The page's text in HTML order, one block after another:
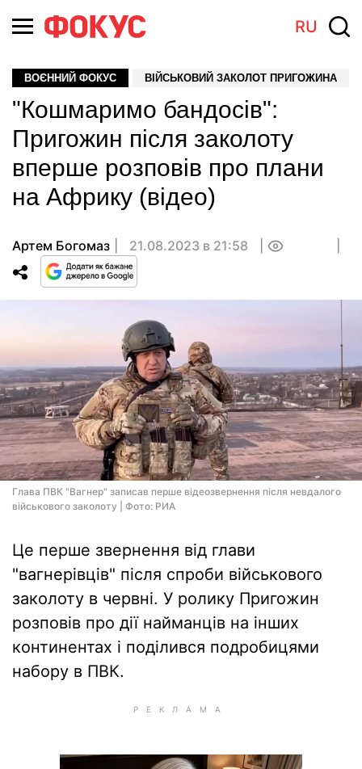
RU
ВОЄННИЙ ФОКУС ВІЙСЬКОВИЙ ЗАКОЛОТ ПРИГОЖИНА
"Кошмаримо бандосів":
Пригожин після заколоту
вперше розповів про плани
на Африку (відео)
Артем Богомаз 21.08.2023 в 21:58
Глава ПВК "Вагнер" записав перше відеозвернення після невдалого
військового заколоту | Фото: РИА
Це перше звернення від глави
"вагнерівців" після спроби військового
заколоту в червні. У ролику Пригожин
розповів про дії найманців на інших
континентах і поділився подробицями
набору в ПВК.